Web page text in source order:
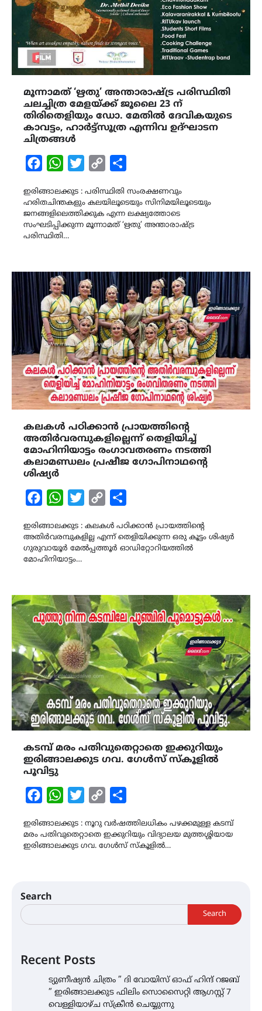
മൂന്നാമത് ‘ഋതു’ അന്താരാഷ്ട്ര പരിസ്ഥിതി
ചലച്ചിത്ര മേളയ്ക്ക് ജൂലൈ 23 ന്
തിരിതെളിയും ഡോ. മേതിൽ ദേവികയുടെ
കാവട്ടം, ഹാർട്ട്സൂത്ര എന്നിവ ഉദ്ഘാടന
ചിത്രങ്ങൾ
FacebookWhatsAppTwitterCopy
ഇരിങ്ങാലക്കുട : പരിസ്ഥിതി സംരക്ഷണവും
ഹരിതചിന്തകളും കലയിലൂടെയും സിനിമയിലൂടെയും
ജനങ്ങളിലെത്തിക്കുക എന്ന ലക്ഷ്യത്തോടെ
സംഘടിപ്പിക്കുന്ന മൂന്നാമത് ‘ഋതു’ അന്താരാഷ്ട്ര
പരിസ്ഥിതി…
കലകൾ പഠിക്കാൻ പ്രായത്തിന്റെ
അതിർവരമ്പുകളില്ലെന്ന് തെളിയിച്ച്
മോഹിനിയാട്ടം രംഗാവതരണം നടത്തി
കലാമണ്ഡലം പ്രഷീജ ഗോപിനാഥന്റെ
ശിഷ്യർ
FacebookWhatsAppTwitterCopy
ഇരിങ്ങാലക്കുട : കലകൾ പഠിക്കാൻ പ്രായത്തിന്റെ
അതിർവരമ്പുകളില്ല എന്ന് തെളിയിക്കുന്ന ഒരു കൂട്ടം ശിഷ്യർ
ഗുരുവായൂർ മേൽപ്പത്തൂർ ഓഡിറ്റോറിയത്തിൽ
മോഹിനിയാട്ടം…
കടമ്പ് മരം പതിവുതെറ്റാതെ ഇക്കുറിയും
ഇരിങ്ങാലക്കുട ഗവ. ഗേൾസ് സ്കൂളിൽ
പൂവിട്ടു
FacebookWhatsAppTwitterCopy
ഇരിങ്ങാലക്കുട : നൂറു വർഷത്തിലധികം പഴക്കമുള്ള കടമ്പ്
മരം പതിവുതെറ്റാതെ ഇക്കുറിയും വിദ്യാലയ മുത്തശ്ശിയായ
ഇരിങ്ങാലക്കുട ഗവ. ഗേൾസ് സ്കൂളിൽ…
Search
Search
Recent Posts
ട്യുണീഷ്യൻ ചിത്രം ” ദി വോയിസ് ഓഫ് ഹിന്ദ് റജബ്
” ഇരിങ്ങാലക്കുട ഫിലിം സൊസൈറ്റി ആഗസ്റ്റ് 7
വെള്ളിയാഴ്ച സ്‌ക്രീൻ ചെയ്യുന്നു